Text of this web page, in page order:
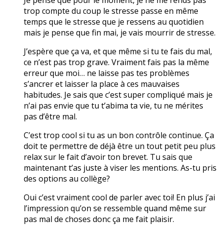
trop compte du coup le stresse passe en même
temps que le stresse que je ressens au quotidien
mais je pense que fin mai, je vais mourrir de stresse.
J’espère que ça va, et que même si tu te fais du mal,
ce n’est pas trop grave. Vraiment fais pas la même
erreur que moi… ne laisse pas tes problèmes
s’ancrer et laisser la place à ces mauvaises
habitudes. Je sais que c’est super compliqué mais je
n’ai pas envie que tu t’abima ta vie, tu ne mérites
pas d’être mal.
C’est trop cool si tu as un bon contrôle continue. Ça
doit te permettre de déjà être un tout petit peu plus
relax sur le fait d’avoir ton brevet. Tu sais que
maintenant t’as juste à viser les mentions. As-tu pris
des options au collège?
Oui c’est vraiment cool de parler avec toi! En plus j’ai
l’impression qu’on se ressemble quand même sur
pas mal de choses donc ça me fait plaisir.